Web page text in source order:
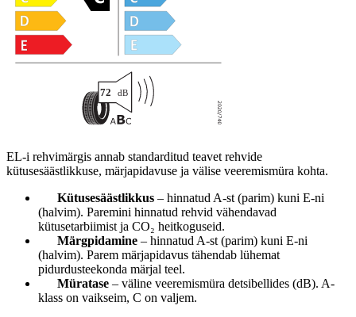
EL-i rehvimärgis annab standarditud teavet rehvide
kütusesäästlikkuse, märjapidavuse ja välise veeremismüra kohta.
Kütusesäästlikkus – hinnatud A-st (parim) kuni E-ni
(halvim). Paremini hinnatud rehvid vähendavad
kütusetarbiimist ja CO₂ heitkoguseid.
Märgpidamine – hinnatud A-st (parim) kuni E-ni
(halvim). Parem märjapidavus tähendab lühemat
pidurdusteekonda märjal teel.
Müratase – väline veeremismüra detsibellides (dB). A-
klass on vaikseim, C on valjem.